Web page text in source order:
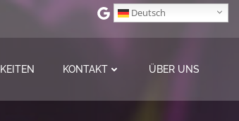
Deutsch
KONTAKT ÜBER UNS